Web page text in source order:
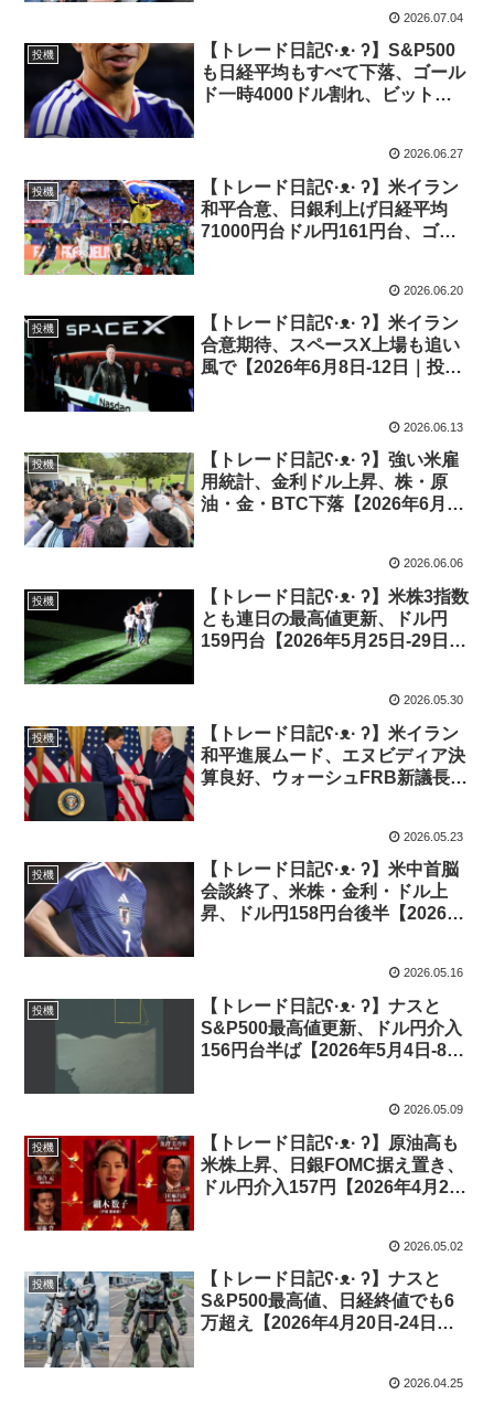
2026.07.04
投機
【トレード日記ʕ·ᴥ· ʔ】S&P500
も日経平均もすべて下落、ゴール
ド一時4000ドル割れ、ビットコ
2026.06.27
投機
【トレード日記ʕ·ᴥ· ʔ】米イラン
和平合意、日銀利上げ日経平均
71000円台ドル円161円台、ゴー
2026.06.20
投機
【トレード日記ʕ·ᴥ· ʔ】米イラン
合意期待、スペースX上場も追い
風で【2026年6月8日-12日｜投機
2026.06.13
投機
【トレード日記ʕ·ᴥ· ʔ】強い米雇
用統計、金利ドル上昇、株・原
油・金・BTC下落【2026年6月1
2026.06.06
投機
【トレード日記ʕ·ᴥ· ʔ】米株3指数
とも連日の最高値更新、ドル円
159円台【2026年5月25日-29日｜
2026.05.30
投機
【トレード日記ʕ·ᴥ· ʔ】米イラン
和平進展ムード、エヌビディア決
算良好、ウォーシュFRB新議長就
2026.05.23
投機
【トレード日記ʕ·ᴥ· ʔ】米中首脳
会談終了、米株・金利・ドル上
昇、ドル円158円台後半【2026年
2026.05.16
投機
【トレード日記ʕ·ᴥ· ʔ】ナスと
S&P500最高値更新、ドル円介入
156円台半ば【2026年5月4日-8日
2026.05.09
投機
【トレード日記ʕ·ᴥ· ʔ】原油高も
米株上昇、日銀FOMC据え置き、
ドル円介入157円【2026年4月27
2026.05.02
投機
【トレード日記ʕ·ᴥ· ʔ】ナスと
S&P500最高値、日経終値でも6
万超え【2026年4月20日-24日｜
2026.04.25